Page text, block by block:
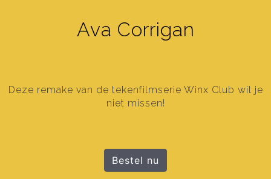
Ava Corrigan
Deze remake van de tekenfilmserie Winx Club wil je
niet missen!
Bestel nu